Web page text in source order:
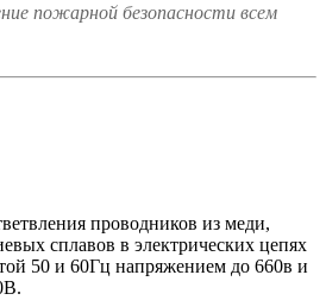
пожарной безопасности всем
проводников из меди,
сплавов в электрических цепях
50 и 60Гц напряжением до 660в и